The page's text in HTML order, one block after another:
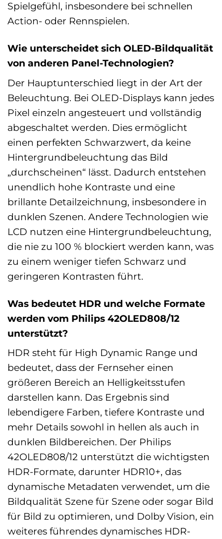
Spielgefühl, insbesondere bei schnellen
Action- oder Rennspielen.
Wie unterscheidet sich OLED-Bildqualität
von anderen Panel-Technologien?
Der Hauptunterschied liegt in der Art der
Beleuchtung. Bei OLED-Displays kann jedes
Pixel einzeln angesteuert und vollständig
abgeschaltet werden. Dies ermöglicht
einen perfekten Schwarzwert, da keine
Hintergrundbeleuchtung das Bild
„durchscheinen“ lässt. Dadurch entstehen
unendlich hohe Kontraste und eine
brillante Detailzeichnung, insbesondere in
dunklen Szenen. Andere Technologien wie
LCD nutzen eine Hintergrundbeleuchtung,
die nie zu 100 % blockiert werden kann, was
zu einem weniger tiefen Schwarz und
geringeren Kontrasten führt.
Was bedeutet HDR und welche Formate
werden vom Philips 42OLED808/12
unterstützt?
HDR steht für High Dynamic Range und
bedeutet, dass der Fernseher einen
größeren Bereich an Helligkeitsstufen
darstellen kann. Das Ergebnis sind
lebendigere Farben, tiefere Kontraste und
mehr Details sowohl in hellen als auch in
dunklen Bildbereichen. Der Philips
42OLED808/12 unterstützt die wichtigsten
HDR-Formate, darunter HDR10+, das
dynamische Metadaten verwendet, um die
Bildqualität Szene für Szene oder sogar Bild
für Bild zu optimieren, und Dolby Vision, ein
weiteres führendes dynamisches HDR-